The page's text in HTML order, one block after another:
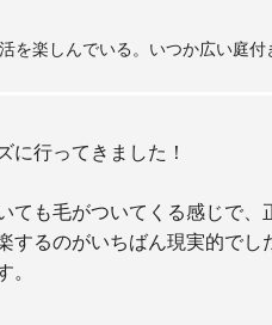
楽しんでいる。いつか広い庭付
に行ってきました！
も毛がついてくる感じで
るのがいちばん現実的でし